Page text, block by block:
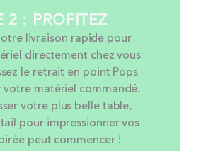
2 : PROFITEZ
livraison rapide pour
directement chez vous
le retrait en point Pops
matériel commandé.
votre plus belle table,
pour impressionner vos
peut commencer !